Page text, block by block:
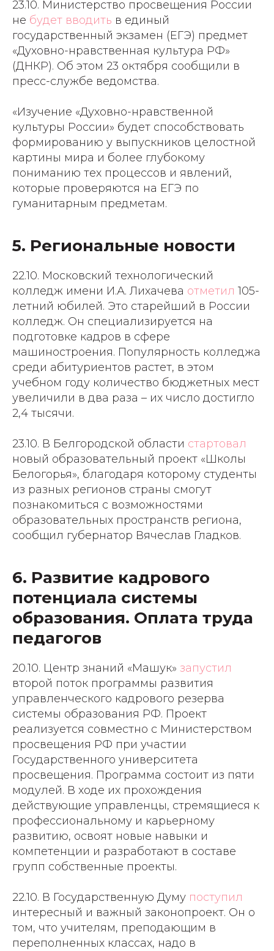
23.10. Министерство просвещения России
не будет вводить в единый
государственный экзамен (ЕГЭ) предмет
«Духовно-нравственная культура РФ»
(ДНКР). Об этом 23 октября сообщили в
пресс-службе ведомства.
«Изучение «Духовно-нравственной
культуры России» будет способствовать
формированию у выпускников целостной
картины мира и более глубокому
пониманию тех процессов и явлений,
которые проверяются на ЕГЭ по
гуманитарным предметам.
5. Региональные новости
22.10. Московский технологический
колледж имени И.А. Лихачева отметил 105-
летний юбилей. Это старейший в России
колледж. Он специализируется на
подготовке кадров в сфере
машиностроения. Популярность колледжа
среди абитуриентов растет, в этом
учебном году количество бюджетных мест
увеличили в два раза – их число достигло
2,4 тысячи.
23.10. В Белгородской области стартовал
новый образовательный проект «Школы
Белогорья», благодаря которому студенты
из разных регионов страны смогут
познакомиться с возможностями
образовательных пространств региона,
сообщил губернатор Вячеслав Гладков.
6. Развитие кадрового
потенциала системы
образования. Оплата труда
педагогов
20.10. Центр знаний «Машук» запустил
второй поток программы развития
управленческого кадрового резерва
системы образования РФ. Проект
реализуется совместно с Министерством
просвещения РФ при участии
Государственного университета
просвещения. Программа состоит из пяти
модулей. В ходе их прохождения
действующие управленцы, стремящиеся к
профессиональному и карьерному
развитию, освоят новые навыки и
компетенции и разработают в составе
групп собственные проекты.
22.10. В Государственную Думу поступил
интересный и важный законопроект. Он о
том, что учителям, преподающим в
переполненных классах, надо в